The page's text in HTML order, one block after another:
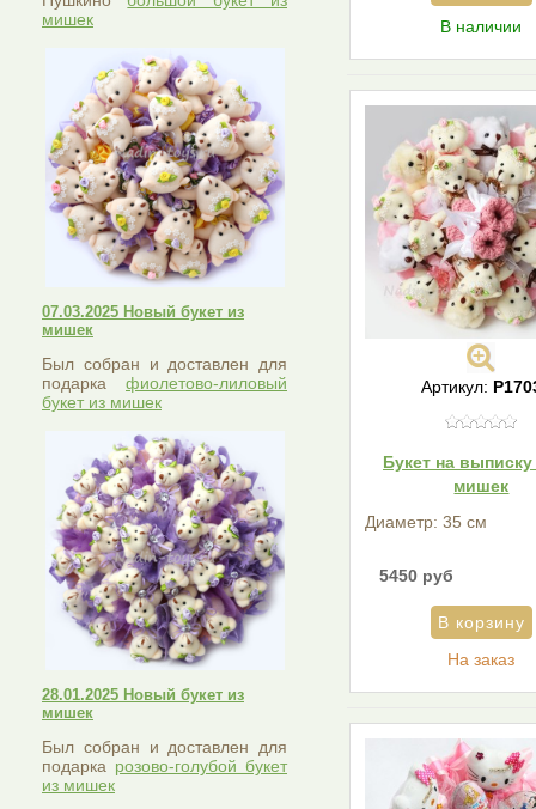
мишек
07.03.2025 Новый букет из
мишек
Был собран и доставлен для
подарка фиолетово-лиловый
букет из мишек
28.01.2025 Новый букет из
мишек
Был собран и доставлен для
подарка розово-голубой букет
из мишек
В наличии
Артикул:
Букет на выписку
мишек
Диаметр: 35 см
5450 руб
На заказ